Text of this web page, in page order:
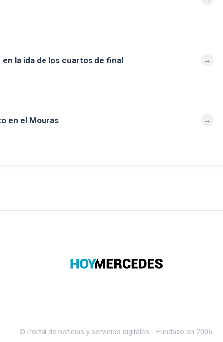
la ida de los cuartos de final
en el Mouras
© Portal de noticias y servicios digitales - Fundado en 2006